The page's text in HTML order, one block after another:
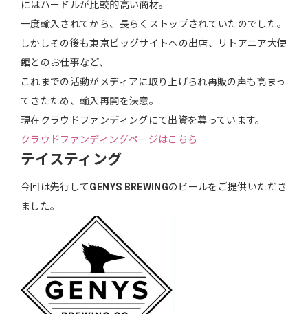
にはハードルが比較的高い商材。
一度輸入されてから、長らくストップされていたのでした。
しかしその後も東京ビッグサイトへの出店、リトアニア大使
館とのお仕事など、
これまでの活動がメディアに取り上げられ再販の声も高まっ
てきたため、輸入再開を決意。
現在クラウドファンディングにて出資を募っています。
クラウドファンディングページはこちら
テイスティング
今回は先行してGENYS BREWINGのビールをご提供いただき
ました。